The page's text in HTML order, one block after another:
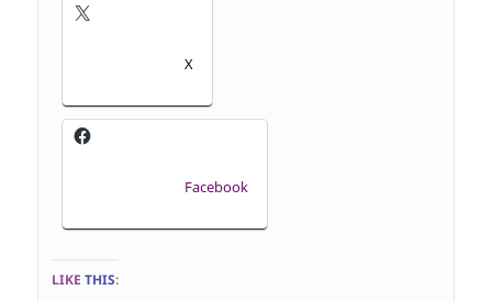
X
Facebook
LIKE THIS: